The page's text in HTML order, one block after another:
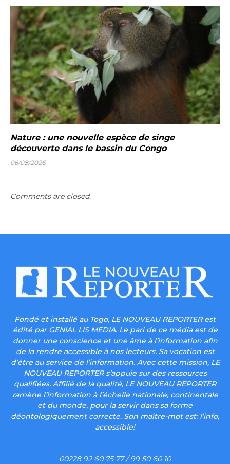
Nature : une nouvelle espèce de singe
découverte dans le bassin du Congo
06/08/2026
Comments are closed.
Fondé et installé au Togo, LE NOUVEAU REPORTER est
édité par GENIAL LIS MEDIA. Le pari de ce média est de
donner une conscience et une âme à l’information afin
de la rendre accessible à nos lecteurs. Sa vocation est
d’être au service de l’information. Avec cette mission, LE
NOUVEAU REPORTER s’appuie sur des ressources
qualifiées. Affilié de la qualité, LE NOUVEAU REPORTER
ramène l’information à l’échelle nationale, continentale
et du monde, pour la servir dans sa forme
déontologiquement correcte. Son maître-mot est: l’info,
accessible!
00228 92 60 75 77 / 99 50 60 10